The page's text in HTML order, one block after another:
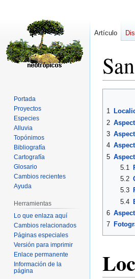
búsqueda
1
2
3
4
5
5.1
5.2
5.3
5.4
6
7
Artículo
Portada
Proyectos
Especies
Alluvia
Topónimos
Bibliografía
Cartografía
Glosario
Cambios recientes
Ayuda
Herramientas
Lo que enlaza aquí
Cambios relacionados
Páginas especiales
Versión para imprimir
Enlace permanente
Información de la
página